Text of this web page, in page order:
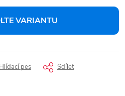
VARIANTU
Hlídací pes Sdílet